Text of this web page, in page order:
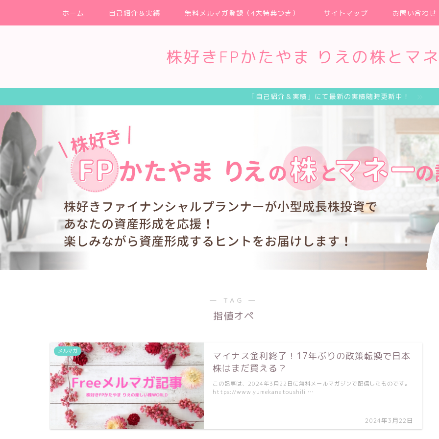
ホーム 自己紹介＆実績 無料メルマガ登録（4大特典つき） サイトマップ お問い合わせ
株好きFPかたやま りえの株とマ
「自己紹介＆実績」にて最新の実績随時更新中！
― TAG ―
指値オペ
メルマガ
マイナス金利終了！17年ぶりの政策転換で日本
株はまだ買える？
2024年3月22日
この記事は、2024年3月22日に無料メールマガジンで配信したものです。
https://www.yumekanatoushili …